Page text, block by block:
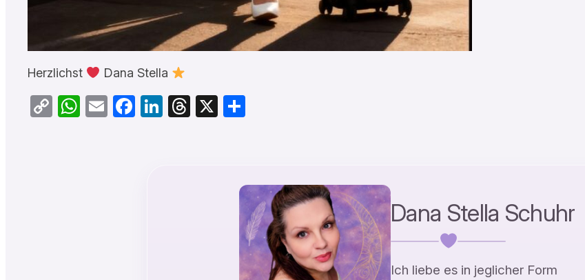
Herzlichst Dana Stella
CopyWhatsApp
EmailFacebook
LinkedIn
Threads
X
Dana Stella Schuhr
Ich liebe es in jeglicher Form